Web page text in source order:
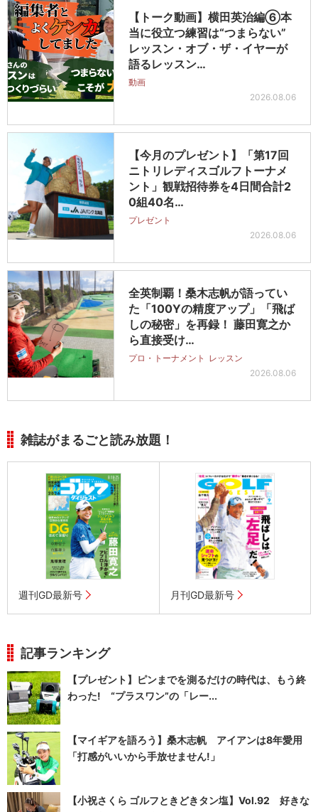
【トーク動画】横田英治編⑥本
当に役立つ練習は“つまらない”
レッスン・オブ・ザ・イヤーが
語るレッスン…
動画
2026.08.06
【今月のプレゼント】「第17回
ニトリレディスゴルフトーナメ
ント」観戦招待券を4日間合計2
0組40名…
プレゼント
2026.08.06
全英制覇！桑木志帆が語ってい
た「100Yの精度アップ」「飛ば
しの秘密」を再録！ 藤田寛之か
ら直接受け…
プロ・トーナメント レッスン
2026.08.06
雑誌がまるごと読み放題！
週刊GD最新号 月刊GD最新号
記事ランキング
【プレゼント】ピンまでを測るだけの時代は、もう終
わった! “プラスワン”の「レー...
【マイギアを語ろう】桑木志帆 アイアンは8年愛用
「打感がいいから手放せません!」
【小祝さくら ゴルフときどきタン塩】Vol.92 好きな